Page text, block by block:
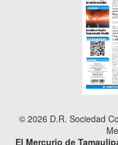
© 2026 D.R. Sociedad
El Mercurio de